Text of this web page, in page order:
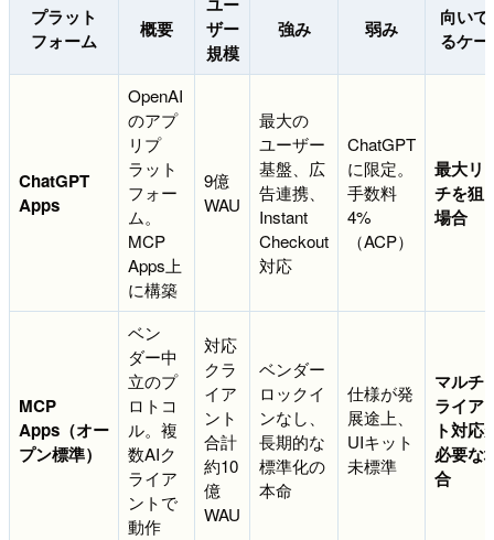
プラット
フォーム
概要
ザー
規模
強み 弱み
向いて
るケー
ChatGPT
Apps
OpenAI
のアプ
リプ
ラット
フォー
ム。
MCP
Apps上
に構築
9億
WAU
最大の
ユーザー
基盤、広
告連携、
Instant
Checkout
対応
ChatGPT
に限定。
手数料
4%
（ACP）
最大リ
チを狙
場合
MCP
Apps（オー
プン標準）
ベン
ダー中
立のプ
ロトコ
ル。複
数AIク
ライア
ントで
動作
対応
クラ
イア
ント
合計
約10
億
WAU
ベンダー
ロックイ
ンなし、
長期的な
標準化の
本命
仕様が発
展途上、
UIキット
未標準
マルチ
ライア
ト対応
必要な
合